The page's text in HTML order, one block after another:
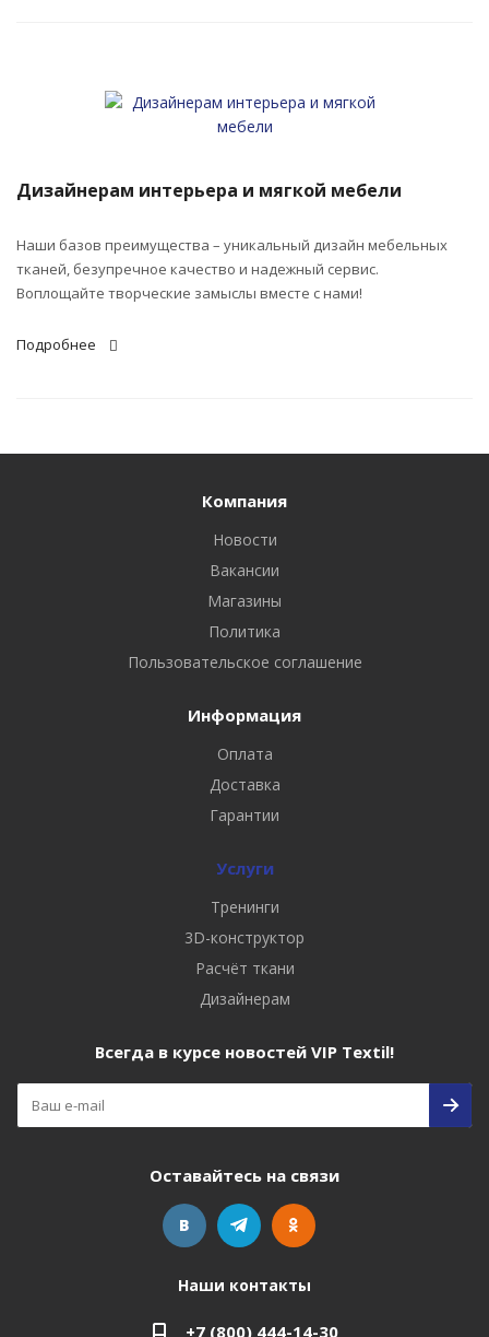
Дизайнерам интерьера и мягкой мебели
Наши базов преимущества – уникальный дизайн мебельных
тканей, безупречное качество и надежный сервис.
Воплощайте творческие замыслы вместе с нами!
Подробнее
Компания
Новости
Вакансии
Магазины
Политика
Пользовательское соглашение
Информация
Оплата
Доставка
Гарантии
Услуги
Тренинги
3D-конструктор
Расчёт ткани
Дизайнерам
Всегда в курсе новостей VIP Textil!
Оставайтесь на связи
Наши контакты
+7 (800) 444-14-30